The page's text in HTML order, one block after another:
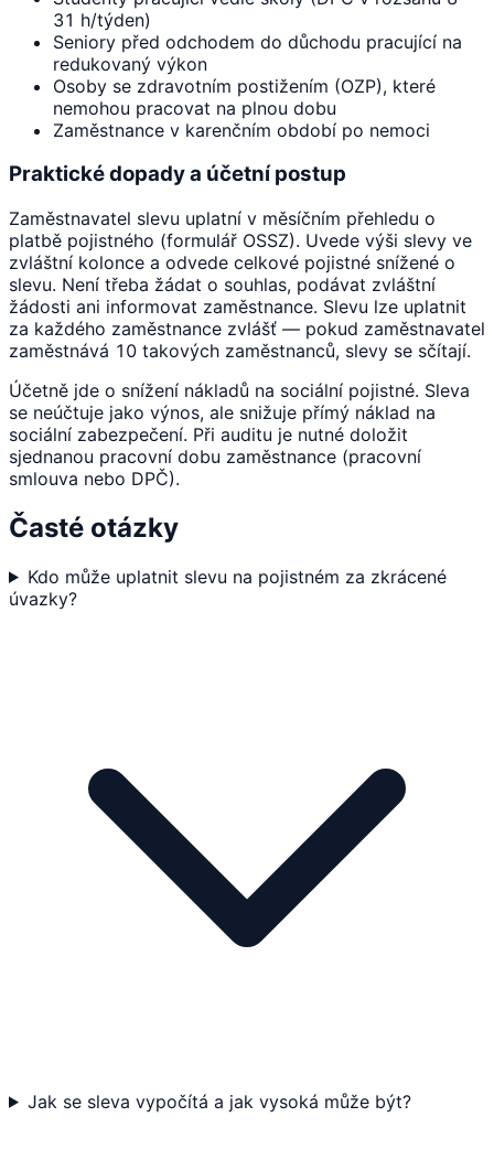
31 h/týden)
Seniory před odchodem do důchodu pracující na
redukovaný výkon
Osoby se zdravotním postižením (OZP), které
nemohou pracovat na plnou dobu
Zaměstnance v karenčním období po nemoci
Praktické dopady a účetní postup
Zaměstnavatel slevu uplatní v měsíčním přehledu o
platbě pojistného (formulář OSSZ). Uvede výši slevy ve
zvláštní kolonce a odvede celkové pojistné snížené o
slevu. Není třeba žádat o souhlas, podávat zvláštní
žádosti ani informovat zaměstnance. Slevu lze uplatnit
za každého zaměstnance zvlášť — pokud zaměstnavatel
zaměstnává 10 takových zaměstnanců, slevy se sčítají.
Účetně jde o snížení nákladů na sociální pojistné. Sleva
se neúčtuje jako výnos, ale snižuje přímý náklad na
sociální zabezpečení. Při auditu je nutné doložit
sjednanou pracovní dobu zaměstnance (pracovní
smlouva nebo DPČ).
Časté otázky
Kdo může uplatnit slevu na pojistném za zkrácené
úvazky?
Jak se sleva vypočítá a jak vysoká může být?